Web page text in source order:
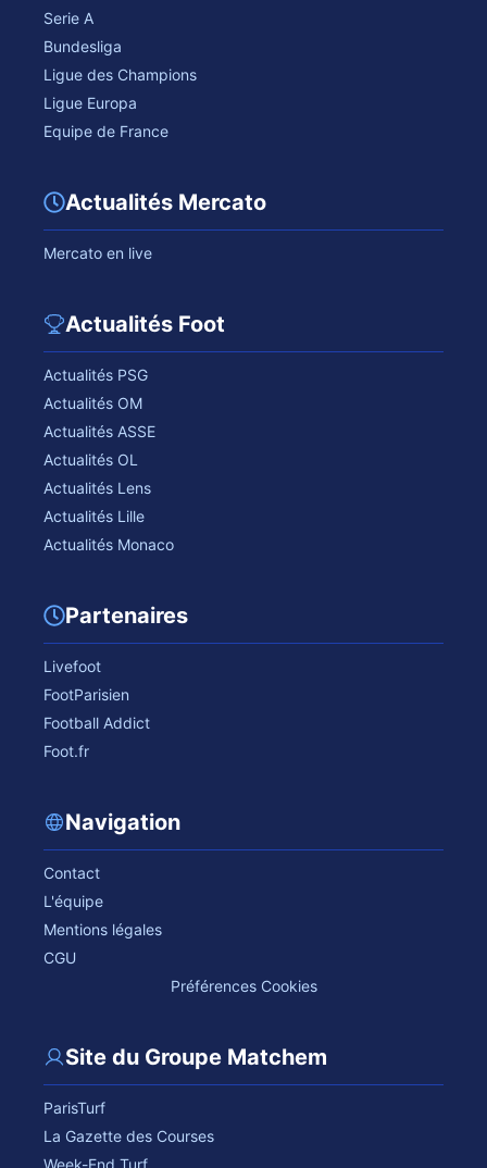
Serie A
Bundesliga
Ligue des Champions
Ligue Europa
Equipe de France
Actualités Mercato
Mercato en live
Actualités Foot
Actualités PSG
Actualités OM
Actualités ASSE
Actualités OL
Actualités Lens
Actualités Lille
Actualités Monaco
Partenaires
Livefoot
FootParisien
Football Addict
Foot.fr
Navigation
Contact
L'équipe
Mentions légales
CGU
Préférences Cookies
Site du Groupe Matchem
ParisTurf
La Gazette des Courses
Week-End Turf